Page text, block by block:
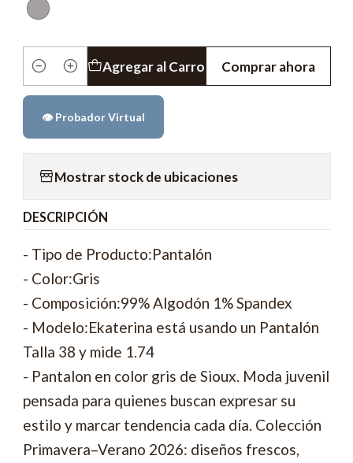
Cantidad
Agregar al Carro Comprar ahora
👁️ Probador Virtual
Mostrar stock de ubicaciones
DESCRIPCIÓN
- Tipo de Producto:Pantalón
- Color:Gris
- Composición:99% Algodón 1% Spandex
- Modelo:Ekaterina está usando un Pantalón
Talla 38 y mide 1.74
- Pantalon en color gris de Sioux. Moda juvenil
pensada para quienes buscan expresar su
estilo y marcar tendencia cada día. Colección
Primavera–Verano 2026: diseños frescos,